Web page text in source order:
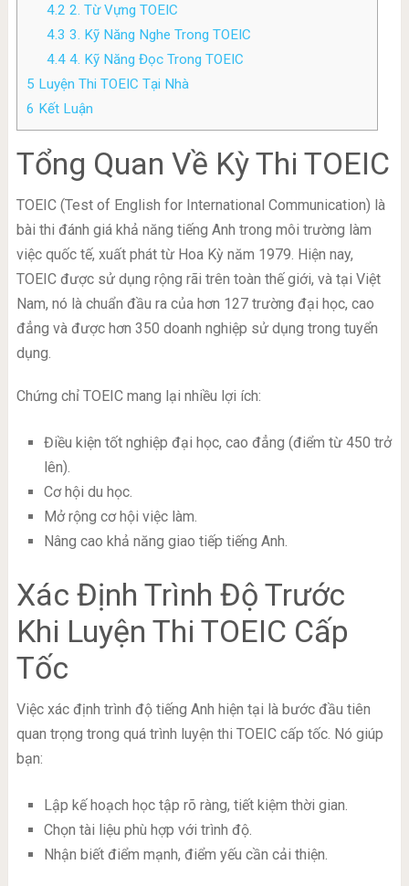
4.2 2. Từ Vựng TOEIC
4.3 3. Kỹ Năng Nghe Trong TOEIC
4.4 4. Kỹ Năng Đọc Trong TOEIC
5 Luyện Thi TOEIC Tại Nhà
6 Kết Luận
Tổng Quan Về Kỳ Thi TOEIC
TOEIC (Test of English for International Communication) là
bài thi đánh giá khả năng tiếng Anh trong môi trường làm
việc quốc tế, xuất phát từ Hoa Kỳ năm 1979. Hiện nay,
TOEIC được sử dụng rộng rãi trên toàn thế giới, và tại Việt
Nam, nó là chuẩn đầu ra của hơn 127 trường đại học, cao
đẳng và được hơn 350 doanh nghiệp sử dụng trong tuyển
dụng.
Chứng chỉ TOEIC mang lại nhiều lợi ích:
Điều kiện tốt nghiệp đại học, cao đẳng (điểm từ 450 trở
lên).
Cơ hội du học.
Mở rộng cơ hội việc làm.
Nâng cao khả năng giao tiếp tiếng Anh.
Xác Định Trình Độ Trước
Khi Luyện Thi TOEIC Cấp
Tốc
Việc xác định trình độ tiếng Anh hiện tại là bước đầu tiên
quan trọng trong quá trình luyện thi TOEIC cấp tốc. Nó giúp
bạn:
Lập kế hoạch học tập rõ ràng, tiết kiệm thời gian.
Chọn tài liệu phù hợp với trình độ.
Nhận biết điểm mạnh, điểm yếu cần cải thiện.